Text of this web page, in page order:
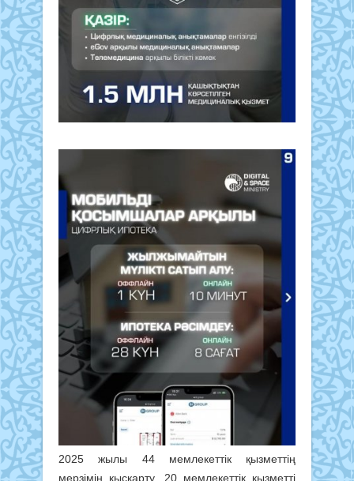
2025 жылы 44 мемлекеттік қызметтің
мерзімін қысқарту, 20 мемлекеттік қызметті